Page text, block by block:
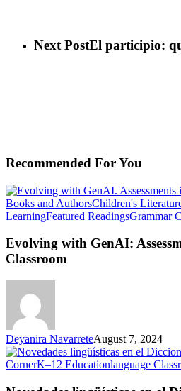
Next PostEl participio:
Recommended For You
Books and AuthorsChildren's
LearningFeatured ReadingsGrammar
Evolving with GenAI:
Classroom
Deyanira NavarreteAugust 7, 2024
CornerK–12 Educationlanguage